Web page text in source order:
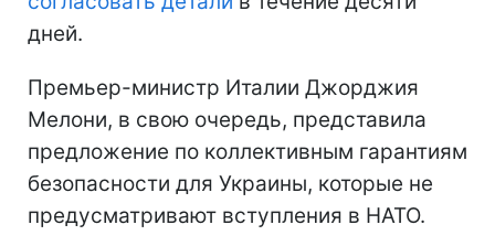
дней.
Премьер-министр Италии Джорджия
Мелони, в свою очередь, представила
предложение по коллективным гарантиям
безопасности для Украины, которые не
предусматривают вступления в НАТО.